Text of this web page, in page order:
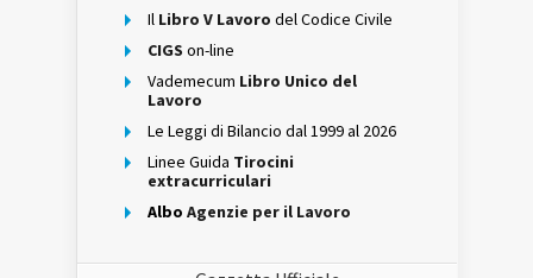
Il Libro V Lavoro del Codice Civile
CIGS on-line
Vademecum Libro Unico del
Lavoro
Le Leggi di Bilancio dal 1999 al 2026
Linee Guida Tirocini
extracurriculari
Albo Agenzie per il Lavoro